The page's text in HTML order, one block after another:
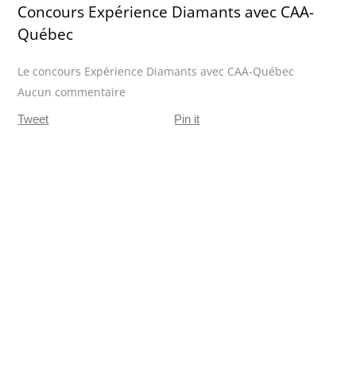
Concours Expérience Diamants avec CAA-
Québec
Le concours Expérience Diamants avec CAA-Québec
Aucun commentaire
Tweet Pin it